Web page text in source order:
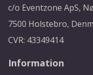
c/o Eventzone ApS,
7500 Holstebro,
CVR: 43349414
Information